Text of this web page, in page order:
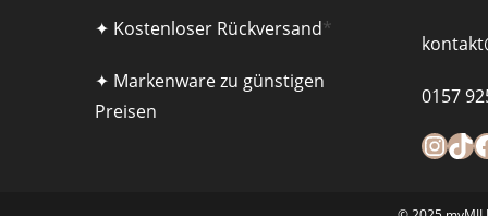
✦ Kostenloser Rückversand*
✦ Markenware zu günstigen
Preisen
0157